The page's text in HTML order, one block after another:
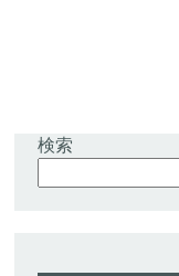
検索